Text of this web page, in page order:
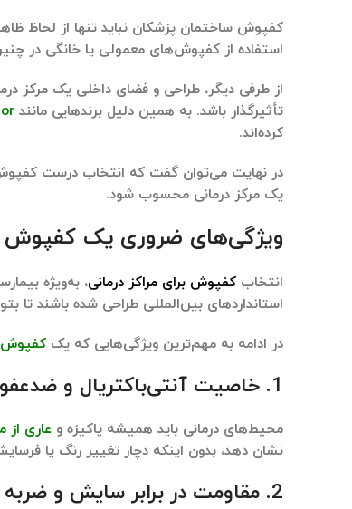
کفپوش ساختمان پزشکان نباید تنها از لحاظ
استفاده از کفپوش‌های معمولی یا خانگی در
از طرفی دیگر، طراحی و فضای داخلی یک مرکز
تأثیرگذار باشد. به همین دلیل برندهایی مانند
کرده‌اند.
در نهایت می‌توان گفت که انتخاب درست کفپوش
یک مرکز درمانی محسوب شود.
ویژگی‌های ضروری یک کفپوش
انتخاب کفپوش برای مراکز درمانی، به‌ویژه
استانداردهای بین‌المللی طراحی شده باشند تا
در ادامه به مهم‌ترین ویژگی‌هایی که یک کفپوش
1. خاصیت آنتی‌باکتریال و
محیط‌های درمانی باید همیشه پاکیزه و عاری از
نشان دهد، بدون اینکه دچار تغییر رنگ یا
2. مقاومت در برابر سایش و ضربه